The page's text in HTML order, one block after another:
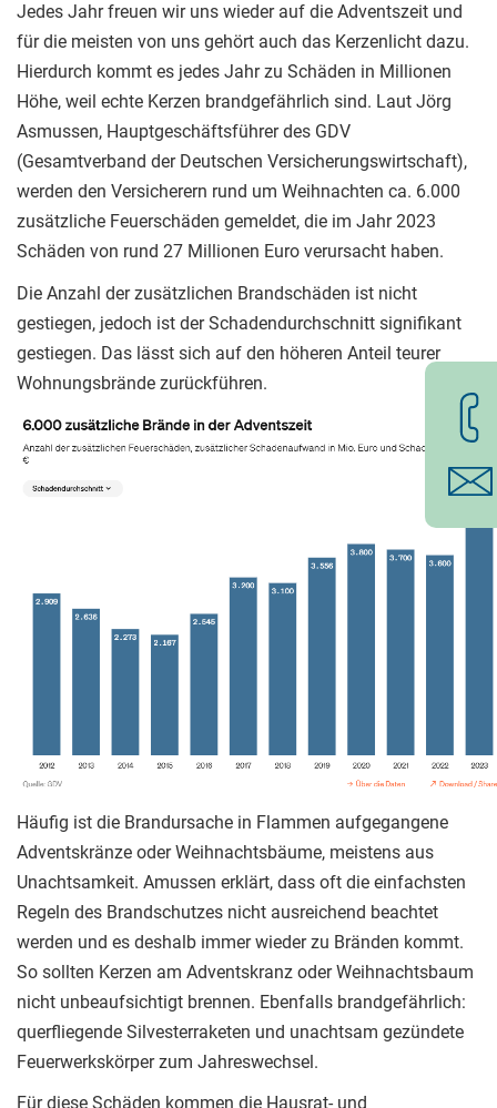
Jedes Jahr freuen wir uns wieder auf die Adventszeit und
für die meisten von uns gehört auch das Kerzenlicht dazu.
Hierdurch kommt es jedes Jahr zu Schäden in Millionen
Höhe, weil echte Kerzen brandgefährlich sind. Laut Jörg
Asmussen, Hauptgeschäftsführer des GDV
(Gesamtverband der Deutschen Versicherungswirtschaft),
werden den Versicherern rund um Weihnachten ca. 6.000
zusätzliche Feuerschäden gemeldet, die im Jahr 2023
Schäden von rund 27 Millionen Euro verursacht haben.
Die Anzahl der zusätzlichen Brandschäden ist nicht
gestiegen, jedoch ist der Schadendurchschnitt signifikant
gestiegen. Das lässt sich auf den höheren Anteil teurer
Wohnungsbrände zurückführen.
Häufig ist die Brandursache in Flammen aufgegangene
Adventskränze oder Weihnachtsbäume, meistens aus
Unachtsamkeit. Amussen erklärt, dass oft die einfachsten
Regeln des Brandschutzes nicht ausreichend beachtet
werden und es deshalb immer wieder zu Bränden kommt.
So sollten Kerzen am Adventskranz oder Weihnachtsbaum
nicht unbeaufsichtigt brennen. Ebenfalls brandgefährlich:
querfliegende Silvesterraketen und unachtsam gezündete
Feuerwerkskörper zum Jahreswechsel.
Für diese Schäden kommen die Hausrat- und